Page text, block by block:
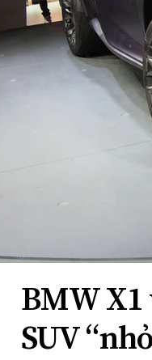
ĐA CHIỀU
BMW
SUV